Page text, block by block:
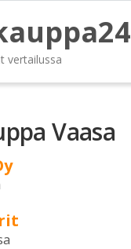
vertailussa
Vaasa